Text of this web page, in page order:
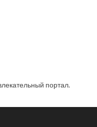
портал.